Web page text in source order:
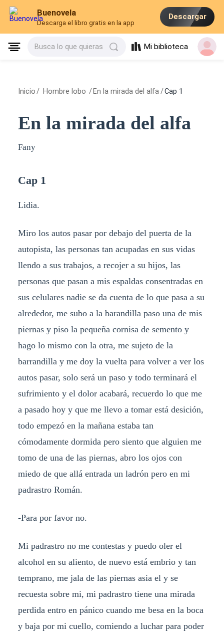
Buenovela
Descarga el libro gratis en la app
Descargar
Busca lo que quieras Mi biblioteca
Inicio / Hombre lobo / En la mirada del alfa /Cap 1
En la mirada del alfa
Fany
Cap 1
Lidia.
Miro los autos pasar por debajo del puerta de la
autopista, las personas tan acupadas en sus vidas
llendo a sus trabajos, a recojer a su hijos, las
personas que pasan a mis espaldas consentradas en
sus celulares nadie se da cuenta de lo que pasa a su
alrededor, me subo a la barandilla paso una de mis
piernas y piso la pequeña cornisa de semento y
hago lo mismo con la otra, me sujeto de la
barrandilla y me doy la vuelta para volver a ver los
autos pasar, solo será un paso y todo terminará el
sufrimiento y el dolor acabará, recuerdo lo que me
a pasado hoy y que me llevo a tomar está desición,
todo empezó en la mañana estaba tan
cómodamente dormida pero siento que alguien me
tomo de una de las piernas, abro los ojos con
miedo de que allá entrada un ladrón pero en mi
padrastro Román.
-Para por favor no.
Mi padrastro no me contestas y puedo oler el
alcohol en su aliento, de nuevo está embrio y tan
temprano, me jala de las piernas asia el y se
recuesta sobre mi, mi padrastro tiene una mirada
perdida entro en pánico cuando me besa en la boca
y baja por mi cuello, comiendo a luchar para poder